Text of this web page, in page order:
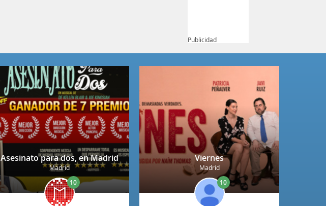
Publicidad
Asesinato para dos, en Madrid
Madrid
10
Viernes
Madrid
10